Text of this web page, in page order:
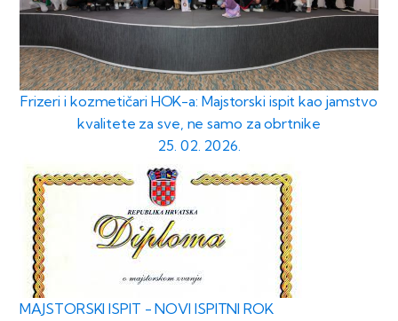
Frizeri i kozmetičari HOK-a: Majstorski ispit kao jamstvo
kvalitete za sve, ne samo za obrtnike
25. 02. 2026.
MAJSTORSKI ISPIT - NOVI ISPITNI ROK